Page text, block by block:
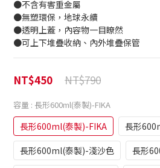
●不含有害重金屬
●無塑環保，地球永續
●透明上蓋，內容物一目瞭然
●可上下堆疊收納、內外堆疊保管
NT$790
NT$450
容量 : 長形600ml(泰製)-FIKA
長形600ml(泰製)-FIKA
長形
長形600ml(泰製)-淺沙色
長形